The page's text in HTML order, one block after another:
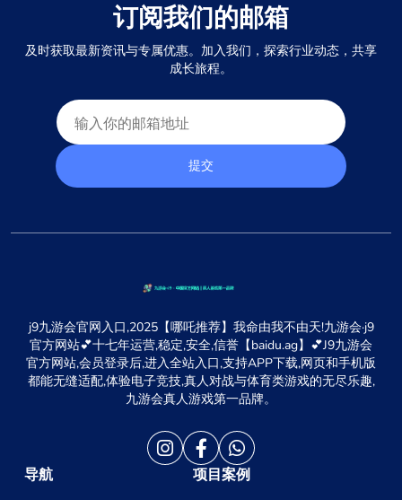
订阅我们的邮箱
及时获取最新资讯与专属优惠。加入我们，探索行业动态，共享
成长旅程。
提交
j9九游会官网入口,2025【哪吒推荐】我命由我不由天!九游会·j9
官方网站💕十七年运营,稳定,安全,信誉【baidu.ag】💕J9九游会
官方网站,会员登录后,进入全站入口,支持APP下载,网页和手机版
都能无缝适配,体验电子竞技,真人对战与体育类游戏的无尽乐趣,
九游会真人游戏第一品牌。
导航 项目案例